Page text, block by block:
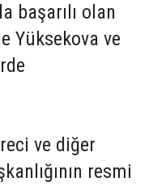
başarılı olan
Yüksekova ve
ve diğer
resmi